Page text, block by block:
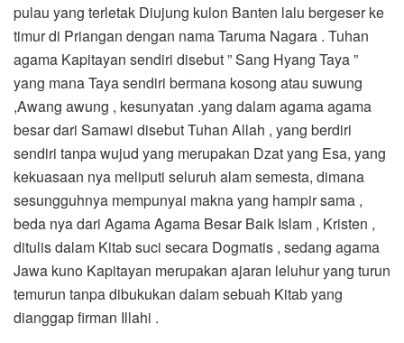
pulau yang terletak Diujung kulon Banten lalu bergeser ke
timur di Priangan dengan nama Taruma Nagara . Tuhan
agama Kapitayan sendiri disebut ” Sang Hyang Taya ”
yang mana Taya sendiri bermana kosong atau suwung
,Awang awung , kesunyatan .yang dalam agama agama
besar dari Samawi disebut Tuhan Allah , yang berdiri
sendiri tanpa wujud yang merupakan Dzat yang Esa, yang
kekuasaan nya meliputi seluruh alam semesta, dimana
sesungguhnya mempunyai makna yang hampir sama ,
beda nya dari Agama Agama Besar Baik Islam , Kristen ,
ditulis dalam Kitab suci secara Dogmatis , sedang agama
Jawa kuno Kapitayan merupakan ajaran leluhur yang turun
temurun tanpa dibukukan dalam sebuah Kitab yang
dianggap firman Illahi .